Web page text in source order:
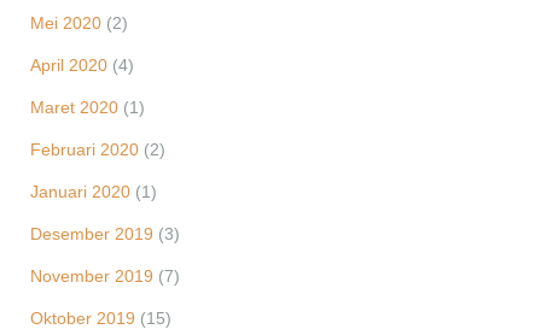
Mei 2020 (2)
April 2020 (4)
Maret 2020 (1)
Februari 2020 (2)
Januari 2020 (1)
Desember 2019 (3)
November 2019 (7)
Oktober 2019 (15)